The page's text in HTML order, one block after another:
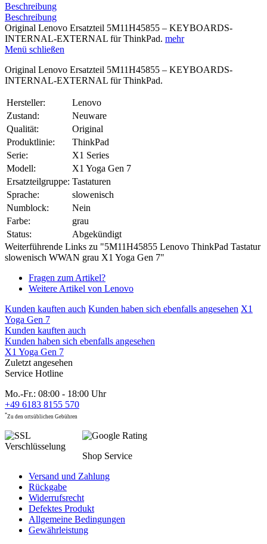
Beschreibung
Beschreibung
Original Lenovo Ersatzteil 5M11H45855 – KEYBOARDS-
INTERNAL-EXTERNAL für ThinkPad. mehr
Menü schließen
Original Lenovo Ersatzteil 5M11H45855 – KEYBOARDS-
INTERNAL-EXTERNAL für ThinkPad.
Hersteller:
Lenovo
Zustand:
Neuware
Qualität:
Original
Produktlinie:
ThinkPad
Serie:
X1 Series
Modell:
X1 Yoga Gen 7
Ersatzteilgruppe: Tastaturen
Sprache:
slowenisch
Numblock:
Nein
Farbe:
grau
Status:
Abgekündigt
Weiterführende Links zu "5M11H45855 Lenovo ThinkPad Tastatur
slowenisch WWAN grau X1 Yoga Gen 7"
Fragen zum Artikel?
Weitere Artikel von Lenovo
Kunden kauften auch Kunden haben sich ebenfalls angesehen X1
Yoga Gen 7
Kunden kauften auch
Kunden haben sich ebenfalls angesehen
X1 Yoga Gen 7
Zuletzt angesehen
Service Hotline
Mo.-Fr.: 08:00 - 18:00 Uhr
+49 6183 8155 570
*Zu den ortsüblichen Gebühren
Shop Service
Versand und Zahlung
Rückgabe
Widerrufsrecht
Defektes Produkt
Allgemeine Bedingungen
Gewährleistung